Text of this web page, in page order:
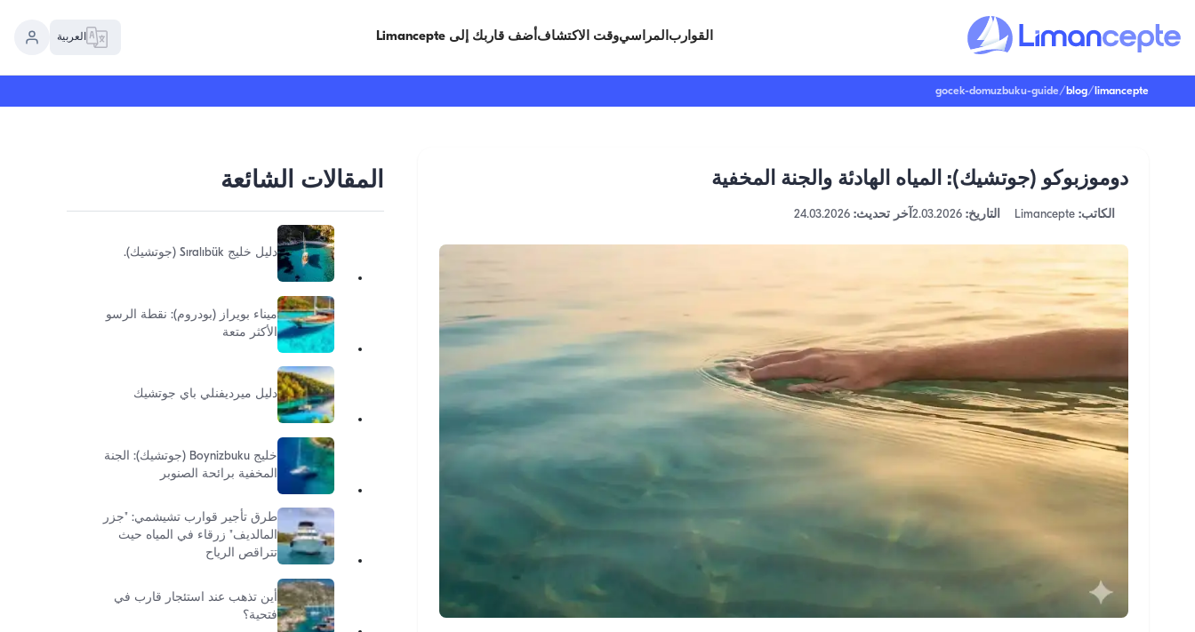
القواربالمراسيوقت الاكتشافأضف قاربك إلى Limancepte العربية
limancepte
/
blog
/
gocek-domuzbuku-guide
دوموزبوكو (جوتشيك): المياه الهادئة والجنة المخفية
الكاتب: Limancepte التاريخ: 2.03.2026آخر تحديث: 24.03.2026
المقالات الشائعة
دليل خليج Sıralıbük (جوتشيك).
ميناء بويراز (بودروم): نقطة الرسو
الأكثر متعة
دليل ميرديفنلي باي جوتشيك
خليج Boynizbuku (جوتشيك): الجنة
المخفية برائحة الصنوبر
طرق تأجير قوارب تشيشمي: "جزر
المالديف" زرقاء في المياه حيث
تتراقص الرياح
أين تذهب عند استئجار قارب في
فتحية؟